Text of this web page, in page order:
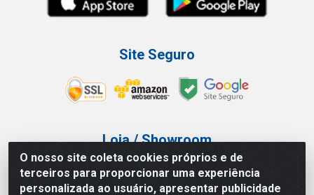
O nosso site coleta cookies próprios e de
terceiros para proporcionar uma experiência
personalizada ao usuário, apresentar publicidade
Site Seguro
Loja / Showroom
Tel.: (11) 3227-0546
Av Vautier, 587/597 - Pari - São Paulo/SP